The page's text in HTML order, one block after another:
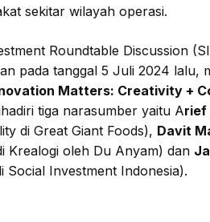
sekitar wilayah operasi.
Roundtable Discussion
pada tanggal 5 Juli 2024 lalu,
Matters: Creativity +
tiga narasumber yaitu Arief
di Great Giant Foods), Davit
Krealogi oleh Du Anyam) dan
Social Investment Indonesia).